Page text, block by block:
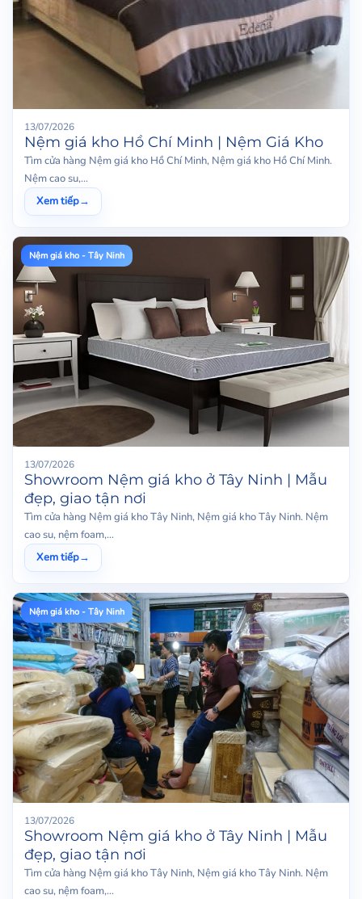
13/07/2026
Nệm giá kho Hồ Chí Minh | Nệm Giá Kho
Tìm cửa hàng Nệm giá kho Hồ Chí Minh, Nệm giá kho Hồ Chí Minh.
Nệm cao su,...
Xem tiếp→
Nệm giá kho - Tây Ninh
13/07/2026
Showroom Nệm giá kho ở Tây Ninh | Mẫu
đẹp, giao tận nơi
Tìm cửa hàng Nệm giá kho Tây Ninh, Nệm giá kho Tây Ninh. Nệm
cao su, nệm foam,...
Xem tiếp→
Nệm giá kho - Tây Ninh
13/07/2026
Showroom Nệm giá kho ở Tây Ninh | Mẫu
đẹp, giao tận nơi
Tìm cửa hàng Nệm giá kho Tây Ninh, Nệm giá kho Tây Ninh. Nệm
cao su, nệm foam,...